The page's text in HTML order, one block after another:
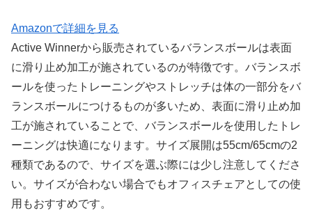
Amazonで詳細を見る
Active Winnerから販売されているバランスボールは表面
に滑り止め加工が施されているのが特徴です。バランスボ
ールを使ったトレーニングやストレッチは体の一部分をバ
ランスボールにつけるものが多いため、表面に滑り止め加
工が施されていることで、バランスボールを使用したトレ
ーニングは快適になります。サイズ展開は55cm/65cmの2
種類であるので、サイズを選ぶ際には少し注意してくださ
い。サイズが合わない場合でもオフィスチェアとしての使
用もおすすめです。